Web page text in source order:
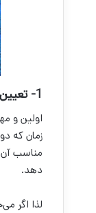
1- تعیین زمان مناسب
اولین و
زمان که
مناسب آن
دهد.
لذا اگر